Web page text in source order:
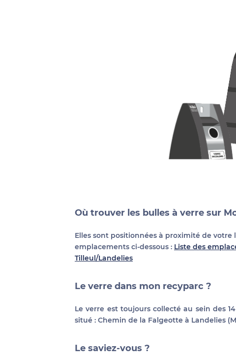
Où trouver les bulles à verre sur
Elles sont positionnées à proximité de votre
emplacements ci-dessous : Liste des
Tilleul/Landelies
Le verre dans mon recyparc ?
Le verre est toujours collecté au sein des
situé : Chemin de la Falgeotte à Landelies
Le saviez-vous ?